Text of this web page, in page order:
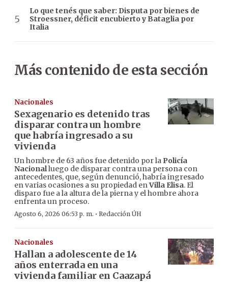
Lo que tenés que saber: Disputa por bienes de
Stroessner, déficit encubierto y Bataglia por
Italia
Más contenido de esta sección
Nacionales
Sexagenario es detenido tras
disparar contra un hombre
que habría ingresado a su
vivienda
Un hombre de 63 años fue detenido por la Policía
Nacionalluego de disparar contra una persona con
antecedentes, que, según denunció, habría ingresado
en varias ocasiones a su propiedad enVilla Elisa. El
disparo fue a la altura de la pierna y el hombre ahora
enfrenta un proceso.
Agosto 6, 2026 06:53 p. m. · Redacción ÚH
Nacionales
Hallan a adolescente de 14
años enterrada en una
vivienda familiar en Caazapá